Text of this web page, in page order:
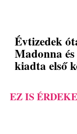
Évtizedek
Madonna
kiadta első
EZ IS